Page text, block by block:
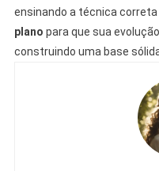
ensinando a técnica
plano para que sua
construindo uma base